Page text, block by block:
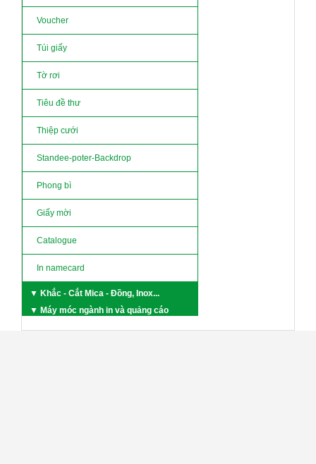
Voucher
Túi giấy
Tờ rơi
Tiêu đề thư
Thiệp cưới
Standee-poter-Backdrop
Phong bì
Giấy mời
Catalogue
In namecard
▼ Khắc - Cắt Mica - Đồng, Inox...
▼ Máy móc ngành in và quảng cáo